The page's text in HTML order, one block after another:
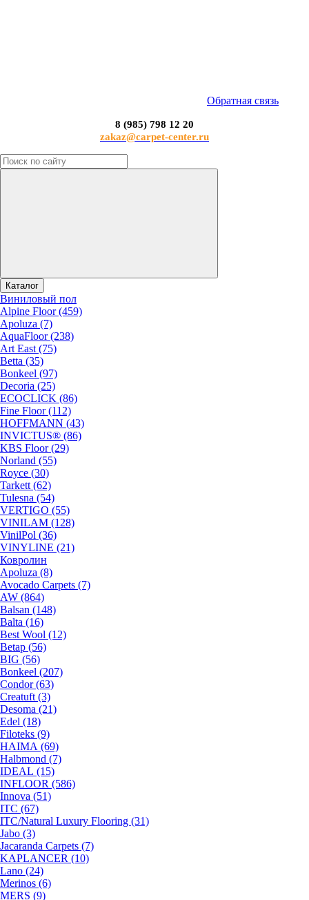
Обратная связь
8 (985) 798 12 20
zakaz@carpet-center.ru
Каталог
Виниловый пол
Alpine Floor (459)
Apoluza (7)
AquaFloor (238)
Art East (75)
Betta (35)
Bonkeel (97)
Decoria (25)
ECOCLICK (86)
Fine Floor (112)
HOFFMANN (43)
INVICTUS® (86)
KBS Floor (29)
Norland (55)
Royce (30)
Tarkett (62)
Tulesna (54)
VERTIGO (55)
VINILAM (128)
VinilPol (36)
VINYLINE (21)
Ковролин
Apoluza (8)
Avocado Carpets (7)
AW (864)
Balsan (148)
Balta (16)
Best Wool (12)
Betap (56)
BIG (56)
Bonkeel (207)
Condor (63)
Creatuft (3)
Desoma (21)
Edel (18)
Filoteks (9)
HAIMA (69)
Halbmond (7)
IDEAL (15)
INFLOOR (586)
Innova (51)
ITC (67)
ITC/Natural Luxury Flooring (31)
Jabo (3)
Jacaranda Carpets (7)
KAPLANCER (10)
Lano (24)
Merinos (6)
MERS (9)